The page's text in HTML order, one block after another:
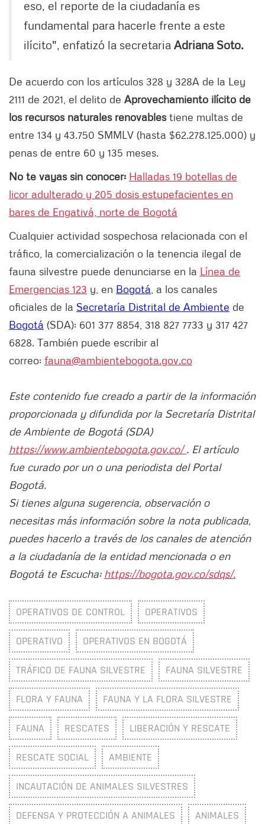
eso, el reporte de la ciudadanía es
fundamental para hacerle frente a este
ilícito", enfatizó la secretaria Adriana Soto.
De acuerdo con los artículos 328 y 328A de la Ley
2111 de 2021, el delito de Aprovechamiento ilícito de
los recursos naturales renovablestiene multas de
entre 134 y 43.750 SMMLV (hasta $62.278.125.000) y
penas de entre 60 y 135 meses.
No te vayas sin conocer: Halladas 19 botellas de
licor adulterado y 205 dosis estupefacientes en
bares de Engativá, norte de Bogotá
Cualquier actividad sospechosa relacionada con el
tráfico, la comercialización o la tenencia ilegal de
fauna silvestre puede denunciarse en la Línea de
Emergencias 123 y, en Bogotá , a los canales
oficiales de la Secretaría Distrital de Ambiente de
Bogotá (SDA): 601 377 8854, 318 827 7733 y 317 427
6828. También puede escribir al
correo: fauna@ambientebogota.gov.co
Este contenido fue creado a partir de la información
proporcionada y difundida por la Secretaría Distrital
de Ambiente de Bogotá (SDA)
https://www.ambientebogota.gov.co/. El artículo
fue curado por un o una periodista del Portal
Bogotá.
Si tienes alguna sugerencia, observación o
necesitas más información sobre la nota publicada,
puedes hacerlo a través de los canales de atención
a la ciudadanía de la entidad mencionada o en
Bogotá te Escucha: https://bogota.gov.co/sdqs/.
OPERATIVOS DE CONTROL OPERATIVOS
OPERATIVO OPERATIVOS EN BOGOTÁ
TRÁFICO DE FAUNA SILVESTRE FAUNA SILVESTRE
FLORA Y FAUNA FAUNA Y LA FLORA SILVESTRE
FAUNA RESCATES LIBERACIÓN Y RESCATE
RESCATE SOCIAL AMBIENTE
INCAUTACIÓN DE ANIMALES SILVESTRES
DEFENSA Y PROTECCIÓN A ANIMALES ANIMALES